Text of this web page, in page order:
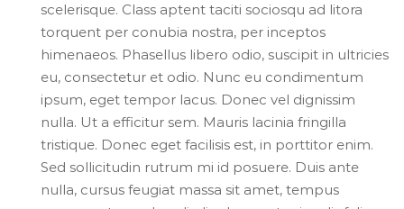
scelerisque. Class aptent taciti sociosqu ad litora
torquent per conubia nostra, per inceptos
himenaeos. Phasellus libero odio, suscipit in ultricies
eu, consectetur et odio. Nunc eu condimentum
ipsum, eget tempor lacus. Donec vel dignissim
nulla. Ut a efficitur sem. Mauris lacinia fringilla
tristique. Donec eget facilisis est, in porttitor enim.
Sed sollicitudin rutrum mi id posuere. Duis ante
nulla, cursus feugiat massa sit amet, tempus